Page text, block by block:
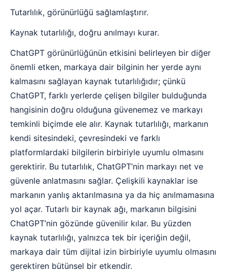
Tutarlılık, görünürlüğü sağlamlaştırır.
Kaynak tutarlılığı, doğru anılmayı kurar.
ChatGPT görünürlüğünün etkisini belirleyen bir diğer
önemli etken, markaya dair bilginin her yerde aynı
kalmasını sağlayan kaynak tutarlılığıdır; çünkü
ChatGPT, farklı yerlerde çelişen bilgiler bulduğunda
hangisinin doğru olduğuna güvenemez ve markayı
temkinli biçimde ele alır. Kaynak tutarlılığı, markanın
kendi sitesindeki, çevresindeki ve farklı
platformlardaki bilgilerin birbiriyle uyumlu olmasını
gerektirir. Bu tutarlılık, ChatGPT’nin markayı net ve
güvenle anlatmasını sağlar. Çelişkili kaynaklar ise
markanın yanlış aktarılmasına ya da hiç anılmamasına
yol açar. Tutarlı bir kaynak ağı, markanın bilgisini
ChatGPT’nin gözünde güvenilir kılar. Bu yüzden
kaynak tutarlılığı, yalnızca tek bir içeriğin değil,
markaya dair tüm dijital izin birbiriyle uyumlu olmasını
gerektiren bütünsel bir etkendir.